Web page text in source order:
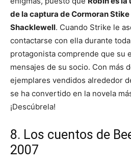
de la captura de Cormoran
Shacklewell. Cuando Strike le
contactarse con ella durante
protagonista comprende que su
mensajes de su socio. Con más
ejemplares vendidos alrededor
se ha convertido en la novela
¡Descúbrela!
8. Los cuentos de
2007